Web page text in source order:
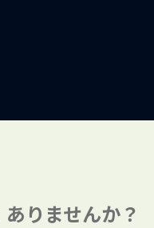
ありませんか？